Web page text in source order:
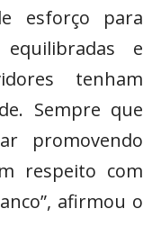
esforço para
e
tenham
Sempre que
promovendo
respeito com
afirmou o